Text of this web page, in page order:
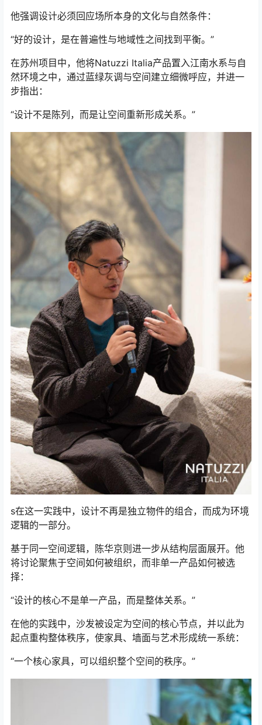
他强调设计必须回应场所本身的文化与自然条件：
“好的设计，是在普遍性与地域性之间找到平衡。”
在苏州项目中，他将Natuzzi Italia产品置入江南水系与自
然环境之中，通过蓝绿灰调与空间建立细微呼应，并进一
步指出：
“设计不是陈列，而是让空间重新形成关系。”
s在这一实践中，设计不再是独立物件的组合，而成为环境
逻辑的一部分。
基于同一空间逻辑，陈华京则进一步从结构层面展开。他
将讨论聚焦于空间如何被组织，而非单一产品如何被选
择：
“设计的核心不是单一产品，而是整体关系。”
在他的实践中，沙发被设定为空间的核心节点，并以此为
起点重构整体秩序，使家具、墙面与艺术形成统一系统：
“一个核心家具，可以组织整个空间的秩序。”